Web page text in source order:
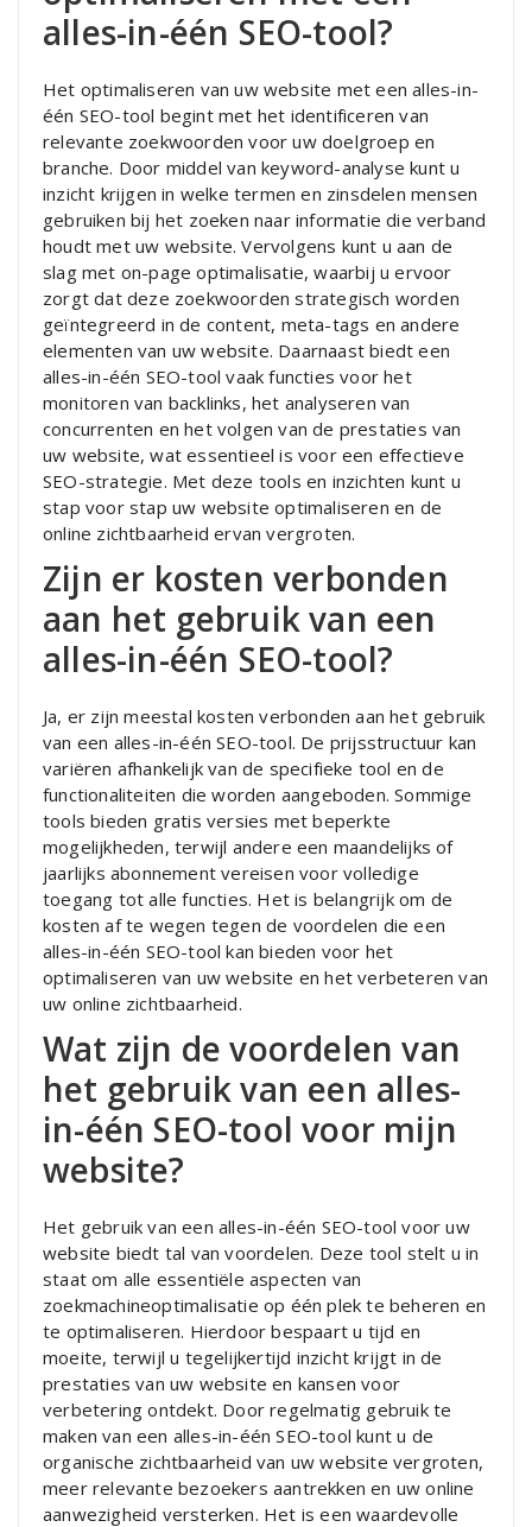
alles-in-één SEO-tool?
Het optimaliseren van uw website met een alles-in-
één SEO-tool begint met het identificeren van
relevante zoekwoorden voor uw doelgroep en
branche. Door middel van keyword-analyse kunt u
inzicht krijgen in welke termen en zinsdelen mensen
gebruiken bij het zoeken naar informatie die verband
houdt met uw website. Vervolgens kunt u aan de
slag met on-page optimalisatie, waarbij u ervoor
zorgt dat deze zoekwoorden strategisch worden
geïntegreerd in de content, meta-tags en andere
elementen van uw website. Daarnaast biedt een
alles-in-één SEO-tool vaak functies voor het
monitoren van backlinks, het analyseren van
concurrenten en het volgen van de prestaties van
uw website, wat essentieel is voor een effectieve
SEO-strategie. Met deze tools en inzichten kunt u
stap voor stap uw website optimaliseren en de
online zichtbaarheid ervan vergroten.
Zijn er kosten verbonden
aan het gebruik van een
alles-in-één SEO-tool?
Ja, er zijn meestal kosten verbonden aan het gebruik
van een alles-in-één SEO-tool. De prijsstructuur kan
variëren afhankelijk van de specifieke tool en de
functionaliteiten die worden aangeboden. Sommige
tools bieden gratis versies met beperkte
mogelijkheden, terwijl andere een maandelijks of
jaarlijks abonnement vereisen voor volledige
toegang tot alle functies. Het is belangrijk om de
kosten af te wegen tegen de voordelen die een
alles-in-één SEO-tool kan bieden voor het
optimaliseren van uw website en het verbeteren van
uw online zichtbaarheid.
Wat zijn de voordelen van
het gebruik van een alles-
in-één SEO-tool voor mijn
website?
Het gebruik van een alles-in-één SEO-tool voor uw
website biedt tal van voordelen. Deze tool stelt u in
staat om alle essentiële aspecten van
zoekmachineoptimalisatie op één plek te beheren en
te optimaliseren. Hierdoor bespaart u tijd en
moeite, terwijl u tegelijkertijd inzicht krijgt in de
prestaties van uw website en kansen voor
verbetering ontdekt. Door regelmatig gebruik te
maken van een alles-in-één SEO-tool kunt u de
organische zichtbaarheid van uw website vergroten,
meer relevante bezoekers aantrekken en uw online
aanwezigheid versterken. Het is een waardevolle